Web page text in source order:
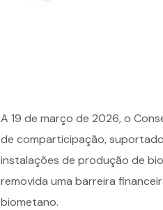
A 19 de março de 2026, o
de comparticipação,
instalações de produção de
removida uma barreira
biometano.